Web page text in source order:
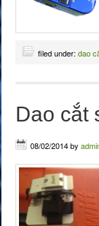
filed under: dao
Dao cắt
08/02/2014by